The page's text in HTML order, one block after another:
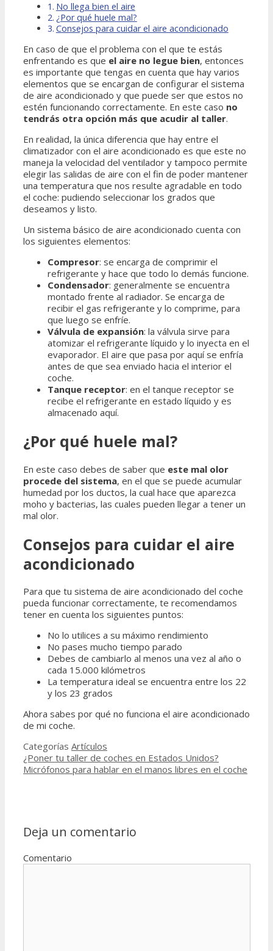
No llega bien el aire
¿Por qué huele mal?
Consejos para cuidar el aire acondicionado
En caso de que el problema con el que te estás
enfrentando es que el aire no legue bien, entonces
es importante que tengas en cuenta que hay varios
elementos que se encargan de configurar el sistema
de aire acondicionado y que puede ser que estos no
estén funcionando correctamente. En este caso no
tendrás otra opción más que acudir al taller.
En realidad, la única diferencia que hay entre el
climatizador con el aire acondicionado es que este no
maneja la velocidad del ventilador y tampoco permite
elegir las salidas de aire con el fin de poder mantener
una temperatura que nos resulte agradable en todo
el coche: pudiendo seleccionar los grados que
deseamos y listo.
Un sistema básico de aire acondicionado cuenta con
los siguientes elementos:
Compresor: se encarga de comprimir el
refrigerante y hace que todo lo demás funcione.
Condensador: generalmente se encuentra
montado frente al radiador. Se encarga de
recibir el gas refrigerante y lo comprime, para
que luego se enfríe.
Válvula de expansión: la válvula sirve para
atomizar el refrigerante líquido y lo inyecta en el
evaporador. El aire que pasa por aquí se enfría
antes de que sea enviado hacia el interior el
coche.
Tanque receptor: en el tanque receptor se
recibe el refrigerante en estado líquido y es
almacenado aquí.
¿Por qué huele mal?
En este caso debes de saber que este mal olor
procede del sistema, en el que se puede acumular
humedad por los ductos, la cual hace que aparezca
moho y bacterias, las cuales pueden llegar a tener un
mal olor.
Consejos para cuidar el aire
acondicionado
Para que tu sistema de aire acondicionado del coche
pueda funcionar correctamente, te recomendamos
tener en cuenta los siguientes puntos:
No lo utilices a su máximo rendimiento
No pases mucho tiempo parado
Debes de cambiarlo al menos una vez al año o
cada 15.000 kilómetros
La temperatura ideal se encuentra entre los 22
y los 23 grados
Ahora sabes por qué no funciona el aire acondicionado
de mi coche.
Categorías Artículos
¿Poner tu taller de coches en Estados Unidos?
Micrófonos para hablar en el manos libres en el coche
Deja un comentario
Comentario